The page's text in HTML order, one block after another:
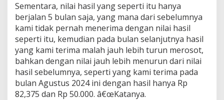
Sementara, nilai hasil yang seperti itu hanya
berjalan 5 bulan saja, yang mana dari sebelumnya
kami tidak pernah menerima dengan nilai hasil
seperti itu, kemudian pada bulan selanjutnya hasil
yang kami terima malah jauh lebih turun merosot,
bahkan dengan nilai jauh lebih menurun dari nilai
hasil sebelumnya, seperti yang kami terima pada
bulan Agustus 2024 ini dengan hasil hanya Rp
82,375 dan Rp 50.000. â€œKatanya.